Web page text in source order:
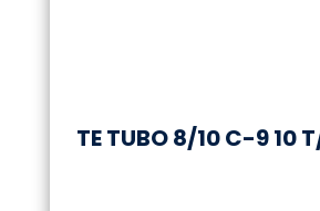
TE TUBO 8/10 C-9 10